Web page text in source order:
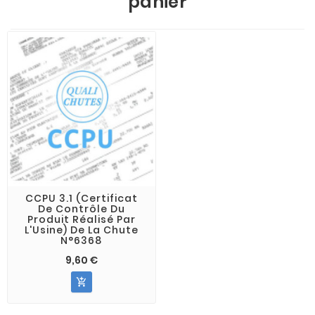
CCPU 3.1 (Certificat
De Contrôle Du
Produit Réalisé Par
L'Usine) De La Chute
N°6368
9,60 €
